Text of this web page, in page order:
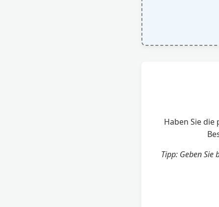
Haben Sie
Tipp: Geben